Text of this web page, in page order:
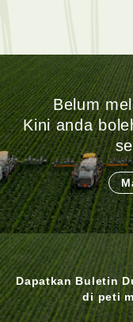
Belum
Kini anda
Dapatkan Buletin
di peti